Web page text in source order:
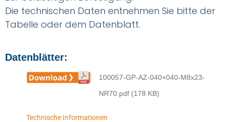
Die technischen Daten entnehmen Sie bitte der
Tabelle oder dem Datenblatt.
Datenblätter:
100057-GP-AZ-040×040-M8x23-
NR70.pdf (178 KB)
Technische Informationen